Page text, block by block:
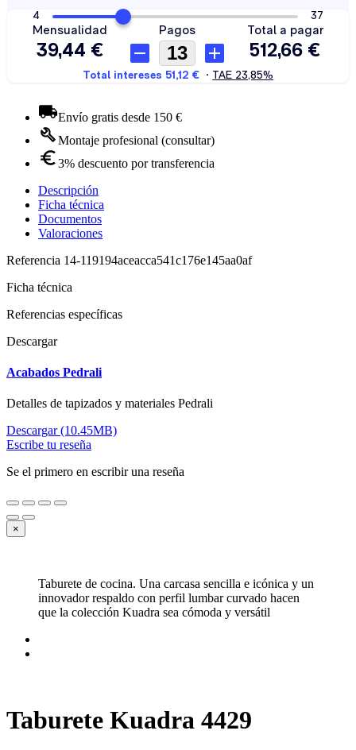
Envío gratis desde 150 €
Montaje profesional (consultar)
3% descuento por transferencia
Descripción
Ficha técnica
Documentos
Valoraciones
Referencia 14-119194aceacca541c176e145aa0af
Ficha técnica
Referencias específicas
Descargar
Acabados Pedrali
Detalles de tapizados y materiales Pedrali
Descargar (10.45MB)
Escribe tu reseña
Se el primero en escribir una reseña
×
Taburete de cocina. Una carcasa sencilla e icónica y un
innovador respaldo con perfil lumbar curvado hacen
que la colección Kuadra sea cómoda y versátil
Taburete Kuadra 4429